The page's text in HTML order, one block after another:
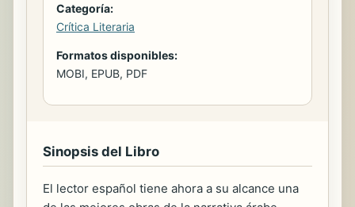
Categoría:
Crítica Literaria
Formatos disponibles:
MOBI, EPUB, PDF
Sinopsis del Libro
El lector español tiene ahora a su alcance una